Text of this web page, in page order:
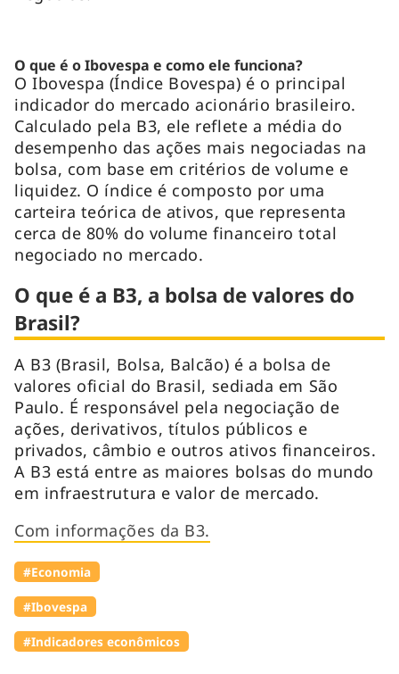
O que é o Ibovespa e como ele funciona?
O Ibovespa (Índice Bovespa) é o principal
indicador do mercado acionário brasileiro.
Calculado pela B3, ele reflete a média do
desempenho das ações mais negociadas na
bolsa, com base em critérios de volume e
liquidez. O índice é composto por uma
carteira teórica de ativos, que representa
cerca de 80% do volume financeiro total
negociado no mercado.
O que é a B3, a bolsa de valores do
Brasil?
A B3 (Brasil, Bolsa, Balcão) é a bolsa de
valores oficial do Brasil, sediada em São
Paulo. É responsável pela negociação de
ações, derivativos, títulos públicos e
privados, câmbio e outros ativos financeiros.
A B3 está entre as maiores bolsas do mundo
em infraestrutura e valor de mercado.
Com informações da B3.
#Economia
#Ibovespa
#Indicadores econômicos